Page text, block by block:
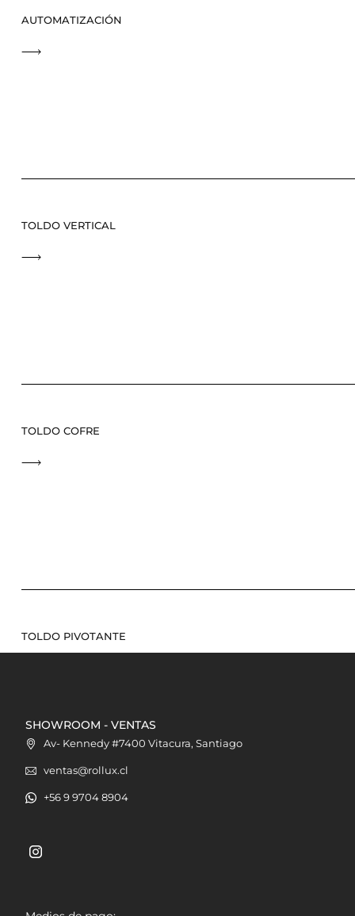
AUTOMATIZACIÓN
TOLDO VERTICAL
TOLDO COFRE
TOLDO PIVOTANTE
SHOWROOM - VENTAS
Av- Kennedy #7400 Vitacura, Santiago
ventas@rollux.cl
+56 9 9704 8904